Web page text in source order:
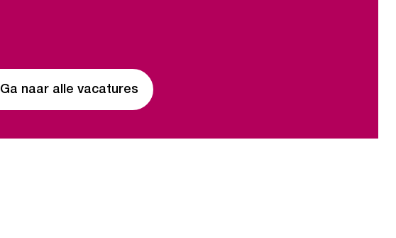
Ga naar alle vacatures